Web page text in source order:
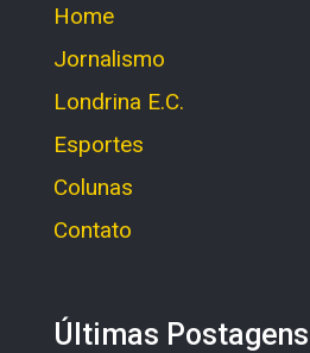
Home
Jornalismo
Londrina E.C.
Esportes
Colunas
Contato
Últimas Postagens